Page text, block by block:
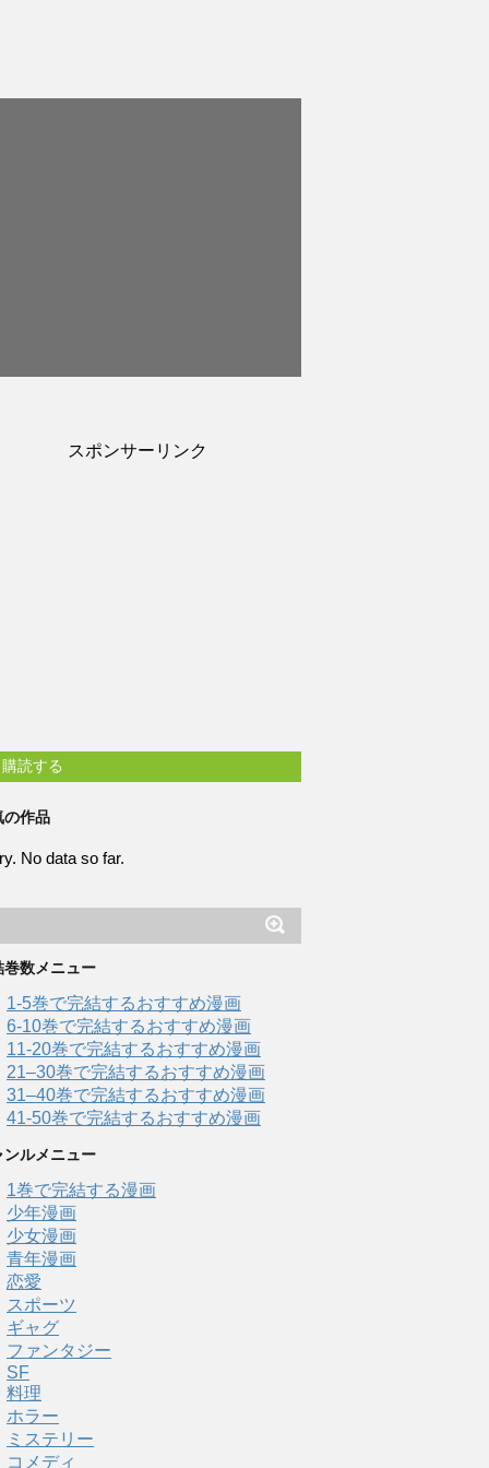
スポンサーリンク
購読する
の作品
No data so far.
巻数メニュー
1-5巻で完結するおすすめ漫画
6-10巻で完結するおすすめ漫画
11-20巻で完結するおすすめ漫画
21–30巻で完結するおすすめ漫画
31–40巻で完結するおすすめ漫画
41-50巻で完結するおすすめ漫画
ンルメニュー
1巻で完結する漫画
少年漫画
少女漫画
青年漫画
恋愛
スポーツ
ギャグ
ファンタジー
SF
料理
ホラー
ミステリー
コメディ